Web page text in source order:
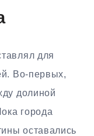
для
Во-первых,
долиной
города
оставались